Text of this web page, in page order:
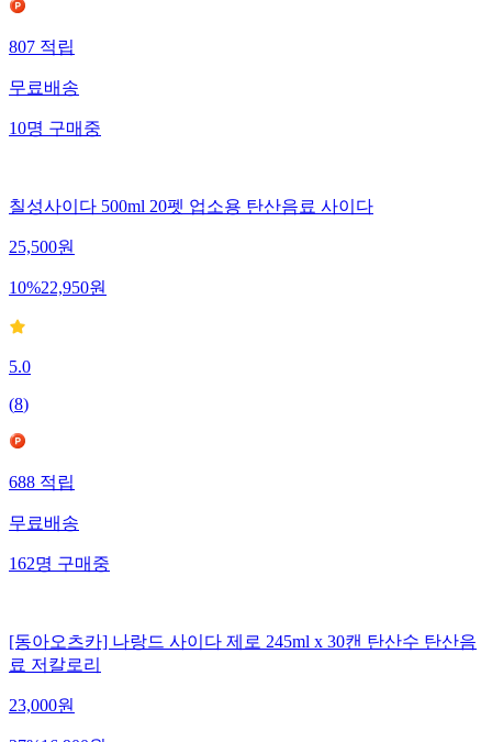
807 적립
무료배송
10명 구매중
칠성사이다 500ml 20펫 업소용 탄산음료 사이다
25,500원
10%22,950원
5.0
(8)
688 적립
무료배송
162명 구매중
[동아오츠카] 나랑드 사이다 제로 245ml x 30캔 탄산수 탄산음
료 저칼로리
23,000원